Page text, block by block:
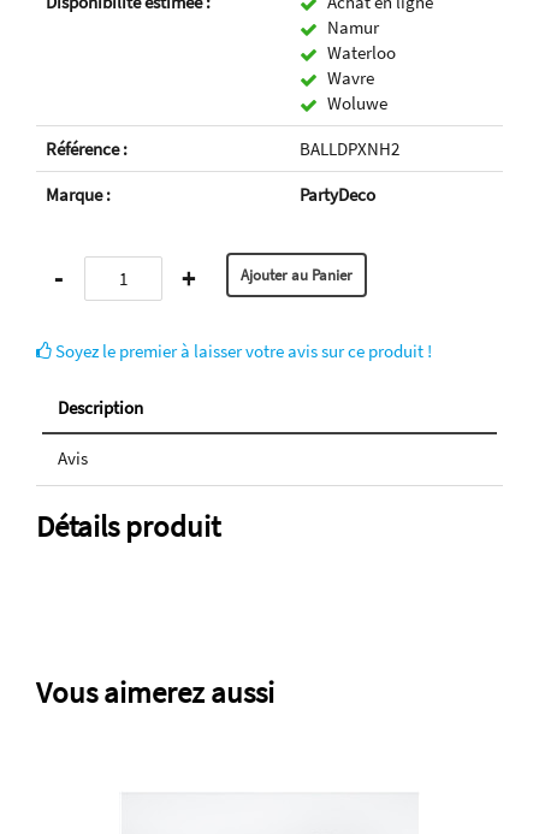
Namur
Waterloo
Wavre
Woluwe
Référence :
BALLDPXNH2
Marque :
PartyDeco
- +
Soyez le premier à laisser votre avis sur ce produit !
Description
Avis
Détails produit
Vous aimerez aussi